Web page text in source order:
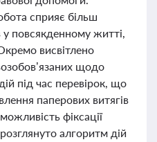
сприяє більш
повсякденному житті,
висвітлено
щодо
під час перевірок, що
паперових витягів
фіксації
алгоритм дій